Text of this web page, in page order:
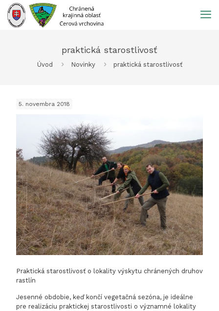
Prejsť
obsah
praktická starostlivosť
Úvod Novinky praktická starostlivosť
5. novembra 2018
Praktická starostlivosť o lokality výskytu chránených druhov
rastlín
Jesenné obdobie, keď končí vegetačná sezóna, je ideálne
pre realizáciu praktickej starostlivosti o významné lokality